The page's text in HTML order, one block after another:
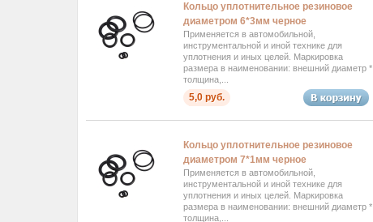
Кольцо уплотнительное резиновое
диаметром 6*3мм черное
Применяется в автомобильной,
инструментальной и иной технике для
уплотнения и иных целей. Маркировка
размера в наименовании: внешний диаметр *
толщина,...
5,0 руб.
Кольцо уплотнительное резиновое
диаметром 7*1мм черное
Применяется в автомобильной,
инструментальной и иной технике для
уплотнения и иных целей. Маркировка
размера в наименовании: внешний диаметр *
толщина,...